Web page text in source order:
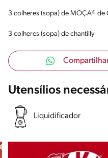
3 colheres (sopa) de MOÇA® de
3 colheres (sopa) de chantilly
Utensílios
Liquidificador